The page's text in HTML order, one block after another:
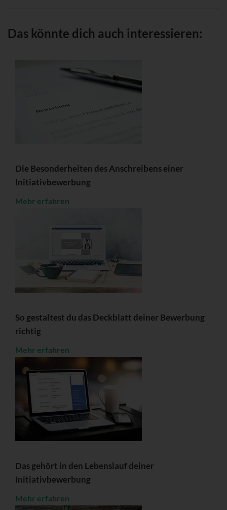
Das könnte dich auch interessieren:
Die Besonderheiten des Anschreibens einer
Initiativbewerbung
Mehr erfahren
So gestaltest du das Deckblatt deiner Bewerbung
richtig
Mehr erfahren
Das gehört in den Lebenslauf deiner
Initiativbewerbung
Mehr erfahren